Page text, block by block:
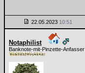
22.05.2023 10:51
Notaphilist
Banknote-mit-Pinzette-Anfasser